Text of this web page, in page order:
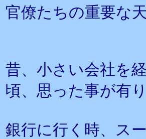
官僚たちの重要な
昔、小さい会社を
頃、思った事が有
銀行に行く時、ス